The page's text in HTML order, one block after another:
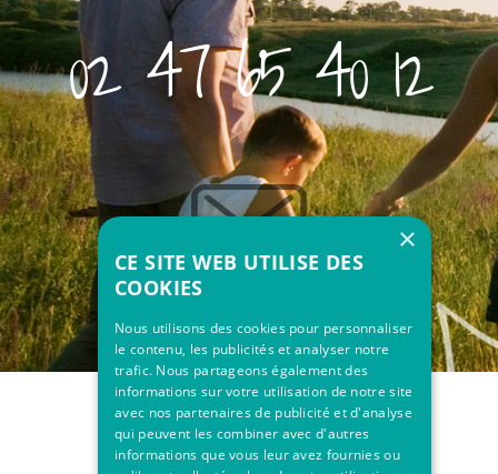
02 47 65 40 12
×
CE SITE WEB UTILISE DES
COOKIES
Nous utilisons des cookies pour personnaliser
le contenu, les publicités et analyser notre
trafic. Nous partageons également des
informations sur votre utilisation de notre site
avec nos partenaires de publicité et d'analyse
qui peuvent les combiner avec d'autres
informations que vous leur avez fournies ou